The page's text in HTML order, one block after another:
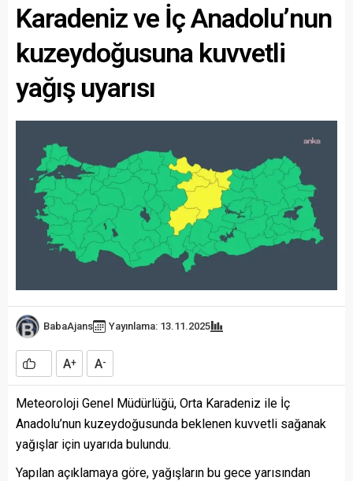
Karadeniz ve İç Anadolu’nun
kuzeydoğusuna kuvvetli
yağış uyarısı
BabaAjans Yayınlama: 13.11.2025
A+ A-
Meteoroloji Genel Müdürlüğü, Orta Karadeniz ile İç
Anadolu’nun kuzeydoğusunda beklenen kuvvetli sağanak
yağışlar için uyarıda bulundu.
Yapılan açıklamaya göre, yağışların bu gece yarısından